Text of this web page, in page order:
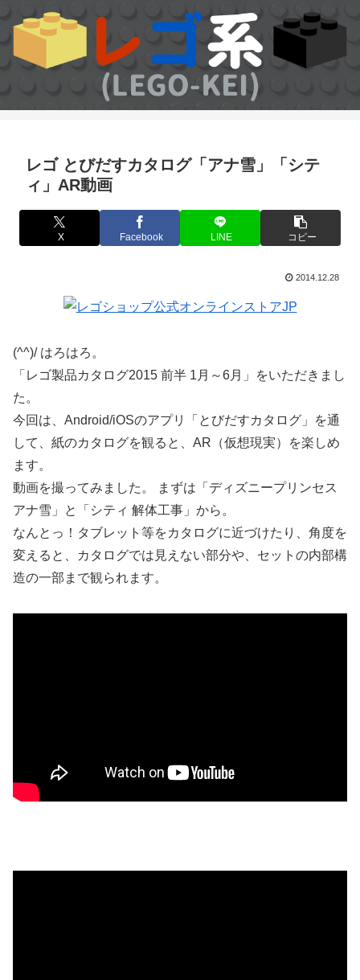
レゴ とびだすカタログ「アナ雪」「シテ
ィ」AR動画
X Facebook LINE コピー
2014.12.28
(^^)/ はろはろ。
「レゴ製品カタログ2015 前半 1月～6月」をいただきまし
た。
今回は、Android/iOSのアプリ「とびだすカタログ」を通
して、紙のカタログを観ると、AR（仮想現実）を楽しめ
ます。
動画を撮ってみました。 まずは「ディズニープリンセス
アナ雪」と「シティ 解体工事」から。
なんとっ！タブレット等をカタログに近づけたり、角度を
変えると、カタログでは見えない部分や、セットの内部構
造の一部まで観られます。